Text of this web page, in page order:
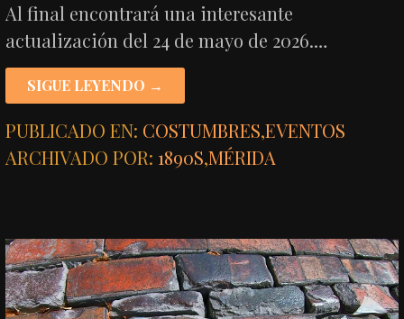
Al final encontrará una interesante
actualización del 24 de mayo de 2026.…
SIGUE LEYENDO →
PUBLICADO EN: COSTUMBRES,EVENTOS
ARCHIVADO POR:1890S,MÉRIDA